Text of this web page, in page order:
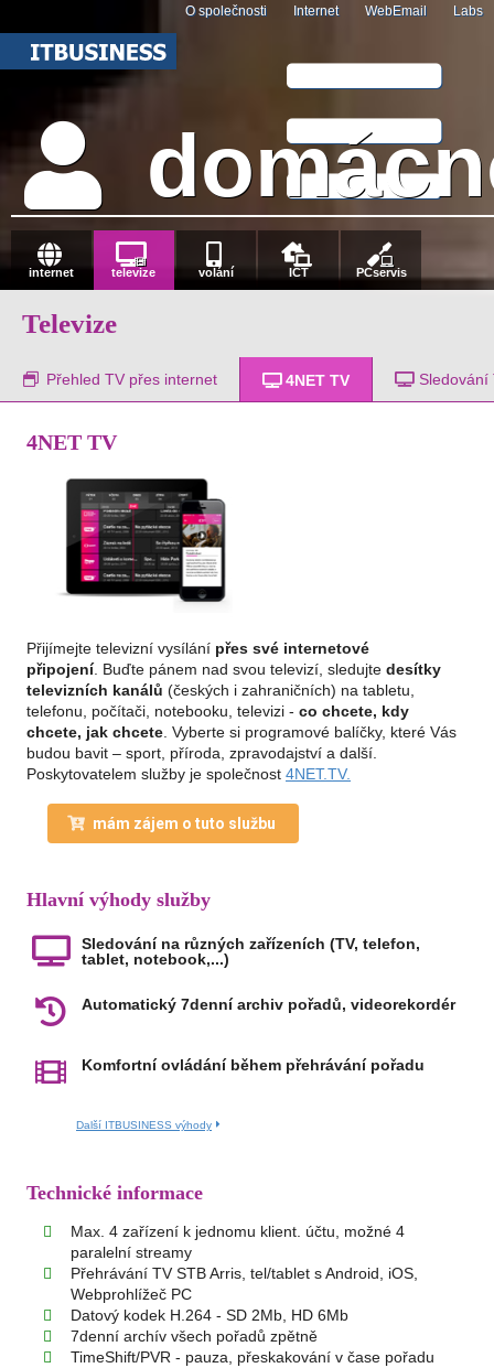
O společnosti Internet WebEmail Labs
internet televize volání ICT PCservis
Televize
Přehled TV přes internet 4NET TV Sledování
4NET TV
Přijímejte televizní vysílání přes své internetové
připojení. Buďte pánem nad svou televizí, sledujte desítky
televizních kanálů (českých i zahraničních) na tabletu,
telefonu, počítači, notebooku, televizi - co chcete, kdy
chcete, jak chcete. Vyberte si programové balíčky, které Vás
budou bavit – sport, příroda, zpravodajství a další.
Poskytovatelem služby je společnost 4NET.TV.
mám zájem o tuto službu
Hlavní výhody služby
Sledování na různých zařízeních (TV, telefon,
tablet, notebook,...)
Automatický 7denní archiv pořadů, videorekordér
Komfortní ovládání během přehrávání pořadu
Další ITBUSINESS výhody
Technické informace
Max. 4 zařízení k jednomu klient. účtu, možné 4
paralelní streamy
Přehrávání TV STB Arris, tel/tablet s Android, iOS,
Webprohlížeč PC
Datový kodek H.264 - SD 2Mb, HD 6Mb
7denní archív všech pořadů zpětně
TimeShift/PVR - pauza, přeskakování v čase pořadu